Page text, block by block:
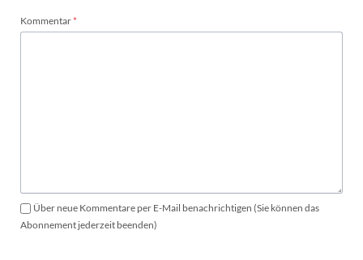
Pflichtfeld
Kommentar*
Über neue Kommentare per E-Mail benachrichtigen (Sie können das
Abonnement jederzeit beenden)